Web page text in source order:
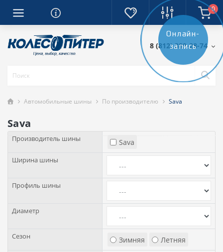
0
8 (812) 389-28-74
Автомобильные шины По производителю Sava
Sava
Производитель шины Sava
Ширина шины
Профиль шины
Диаметр
Сезон Зимняя Летняя
Онлайн-
запись